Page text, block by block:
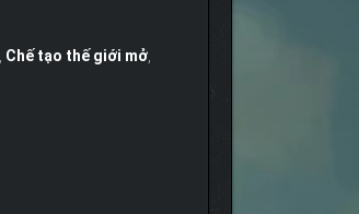
Chế tạo thế giới mở,